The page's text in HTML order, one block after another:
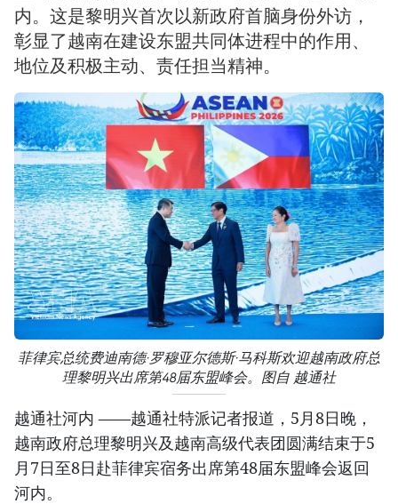
内。这是黎明兴首次以新政府首脑身份外访，
彰显了越南在建设东盟共同体进程中的作用、
地位及积极主动、责任担当精神。
菲律宾总统费迪南德·罗穆亚尔德斯·马科斯欢迎越南政府总
理黎明兴出席第48届东盟峰会。图自 越通社
越通社河内 ——越通社特派记者报道，5月8日晚，
越南政府总理黎明兴及越南高级代表团圆满结束于5
月7日至8日赴菲律宾宿务出席第48届东盟峰会返回
河内。